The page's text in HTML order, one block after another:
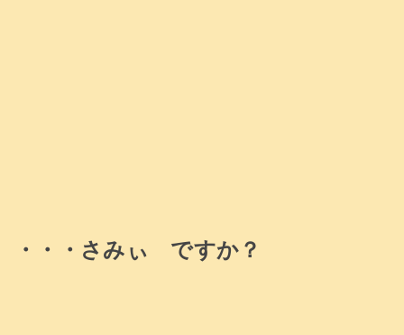
・・・さみぃ ですか？